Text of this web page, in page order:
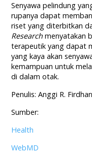
Senyawa pelindung
rupanya dapat
riset yang diterbitkan
Researchmenyatakan
terapeutik yang dapat
yang kaya akan
kemampuan untuk
di dalam otak.
Penulis: Anggi R.
Sumber:
Health
WebMD